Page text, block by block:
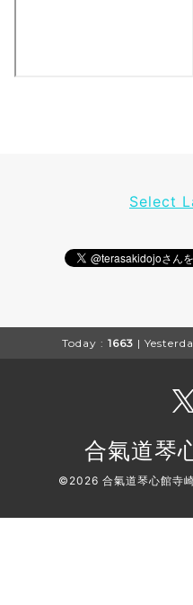
Select
Today : 1663 |
合氣道琴
©2026 合氣道琴心館寺